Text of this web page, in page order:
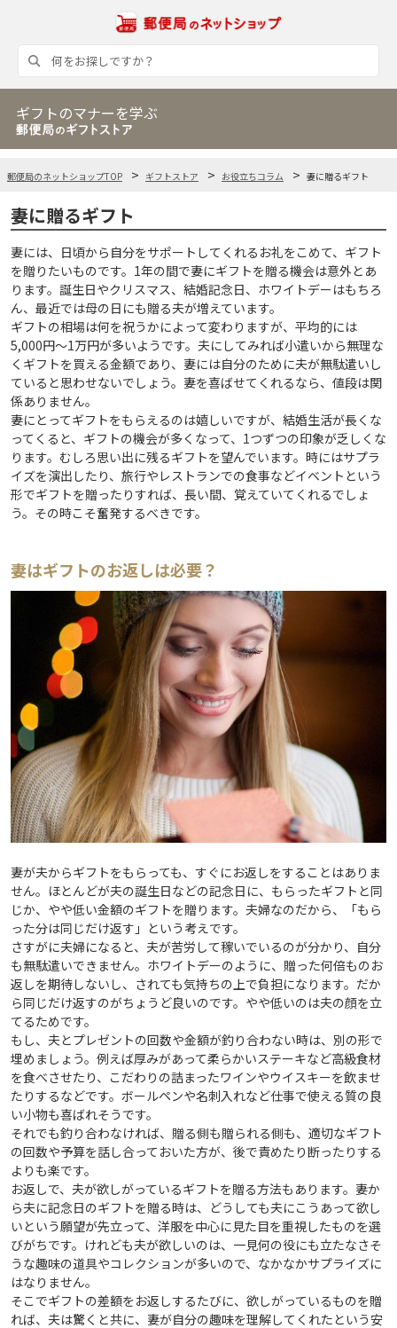
ギフトのマナーを学ぶ
郵便局のネットショップTOP ギフトストア お役立ちコラム 妻に贈るギフト
妻に贈るギフト
妻には、日頃から自分をサポートしてくれるお礼をこめて、ギフト
を贈りたいものです。1年の間で妻にギフトを贈る機会は意外とあ
ります。誕生日やクリスマス、結婚記念日、ホワイトデーはもちろ
ん、最近では母の日にも贈る夫が増えています。
ギフトの相場は何を祝うかによって変わりますが、平均的には
5,000円～1万円が多いようです。夫にしてみれば小遣いから無理な
くギフトを買える金額であり、妻には自分のために夫が無駄遣いし
ていると思わせないでしょう。妻を喜ばせてくれるなら、値段は関
係ありません。
妻にとってギフトをもらえるのは嬉しいですが、結婚生活が長くな
ってくると、ギフトの機会が多くなって、1つずつの印象が乏しくな
ります。むしろ思い出に残るギフトを望んでいます。時にはサプラ
イズを演出したり、旅行やレストランでの食事などイベントという
形でギフトを贈ったりすれば、長い間、覚えていてくれるでしょ
う。その時こそ奮発するべきです。
妻はギフトのお返しは必要？
妻が夫からギフトをもらっても、すぐにお返しをすることはありま
せん。ほとんどが夫の誕生日などの記念日に、もらったギフトと同
じか、やや低い金額のギフトを贈ります。夫婦なのだから、「もら
った分は同じだけ返す」という考えです。
さすがに夫婦になると、夫が苦労して稼いでいるのが分かり、自分
も無駄遣いできません。ホワイトデーのように、贈った何倍ものお
返しを期待しないし、されても気持ちの上で負担になります。だか
ら同じだけ返すのがちょうど良いのです。やや低いのは夫の顔を立
てるためです。
もし、夫とプレゼントの回数や金額が釣り合わない時は、別の形で
埋めましょう。例えば厚みがあって柔らかいステーキなど高級食材
を食べさせたり、こだわりの詰まったワインやウイスキーを飲ませ
たりするなどです。ボールペンや名刺入れなど仕事で使える質の良
い小物も喜ばれそうです。
それでも釣り合わなければ、贈る側も贈られる側も、適切なギフト
の回数や予算を話し合っておいた方が、後で責めたり断ったりする
よりも楽です。
お返しで、夫が欲しがっているギフトを贈る方法もあります。妻か
ら夫に記念日のギフトを贈る時は、どうしても夫にこうあって欲し
いという願望が先立って、洋服を中心に見た目を重視したものを選
びがちです。けれども夫が欲しいのは、一見何の役にも立たなさそ
うな趣味の道具やコレクションが多いので、なかなかサプライズに
はなりません。
そこでギフトの差額をお返しするたびに、欲しがっているものを贈
れば、夫は驚くと共に、妻が自分の趣味を理解してくれたという安